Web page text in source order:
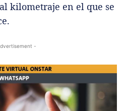
kilometraje en el que se
-